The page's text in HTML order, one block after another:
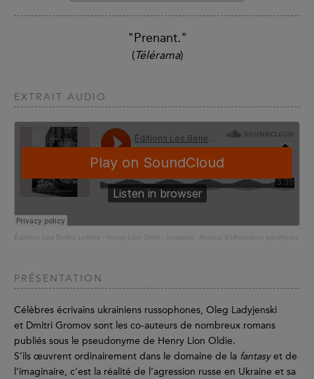
"Prenant."
(Télérama)
EXTRAIT AUDIO
Éditions Les Belles Lettres Henry Lion Oldie - Invasion. Journal d'Ukrainiens pacifiques
PRÉSENTATION
Célèbres écrivains ukrainiens russophones, Oleg Ladyjenski
et Dmitri Gromov sont les co-auteurs de nombreux romans
publiés sous le pseudonyme de Henry Lion Oldie.
S’ils œuvrent ordinairement dans le domaine de la fantasyet de
l’imaginaire, c’est la réalité de l’agression russe en Ukraine et sa